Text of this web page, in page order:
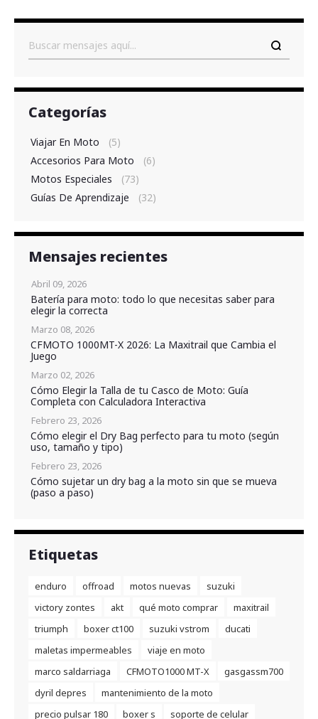
Buscar
Categorías
Viajar En Moto
(5)
Accesorios Para Moto
(6)
Motos Especiales
(73)
Guías De Aprendizaje
(32)
Mensajes recientes
Abril 09, 2026
Batería para moto: todo lo que necesitas saber para
elegir la correcta
Marzo 08, 2026
CFMOTO 1000MT-X 2026: La Maxitrail que Cambia el
Juego
Marzo 02, 2026
Cómo Elegir la Talla de tu Casco de Moto: Guía
Completa con Calculadora Interactiva
Febrero 23, 2026
Cómo elegir el Dry Bag perfecto para tu moto (según
uso, tamaño y tipo)
Febrero 23, 2026
Cómo sujetar un dry bag a la moto sin que se mueva
(paso a paso)
Etiquetas
enduro offroad motos nuevas
suzuki
victory zontes
akt qué moto comprar
maxitrail
triumph
boxer ct100 suzuki vstrom
ducati
maletas impermeables
viaje en moto
marco saldarriaga
CFMOTO1000 MT-X
gasgassm700
dyril depres
mantenimiento de la moto
precio pulsar 180
boxer s
soporte de celular